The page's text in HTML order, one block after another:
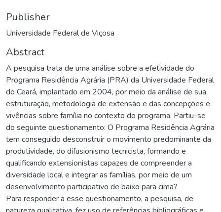
Publisher
Universidade Federal de Viçosa
Abstract
A pesquisa trata de uma análise sobre a efetividade do
Programa Residência Agrária (PRA) da Universidade Federal
do Ceará, implantado em 2004, por meio da análise de sua
estruturação, metodologia de extensão e das concepções e
vivências sobre família no contexto do programa. Partiu-se
do seguinte questionamento: O Programa Residência Agrária
tem conseguido desconstruir o movimento predominante da
produtividade, do difusionismo tecnicista, formando e
qualificando extensionistas capazes de compreender a
diversidade local e integrar as famílias, por meio de um
desenvolvimento participativo de baixo para cima?
Para responder a esse questionamento, a pesquisa, de